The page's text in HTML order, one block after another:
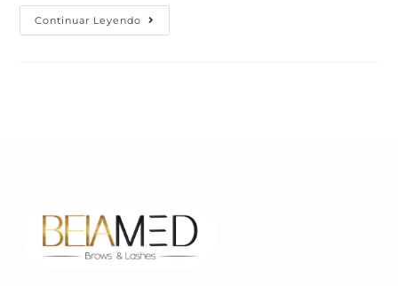
Continuar Leyendo